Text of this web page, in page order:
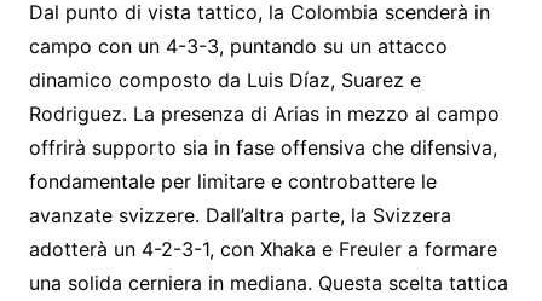
Dal punto di vista tattico, la Colombia scenderà in
campo con un 4-3-3, puntando su un attacco
dinamico composto da Luis Díaz, Suarez e
Rodriguez. La presenza di Arias in mezzo al campo
offrirà supporto sia in fase offensiva che difensiva,
fondamentale per limitare e controbattere le
avanzate svizzere. Dall’altra parte, la Svizzera
adotterà un 4-2-3-1, con Xhaka e Freuler a formare
una solida cerniera in mediana. Questa scelta tattica